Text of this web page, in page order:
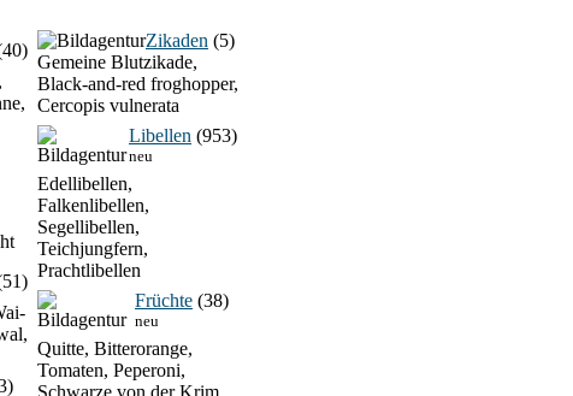
Zikaden (5)
Gemeine Blutzikade,
Black-and-red froghopper,
Cercopis vulnerata
Libellen (953)
neu
Edellibellen,
Falkenlibellen,
Segellibellen,
Teichjungfern,
Prachtlibellen
Früchte (38)
neu
Quitte, Bitterorange,
Tomaten, Peperoni,
Schwarze von der Krim